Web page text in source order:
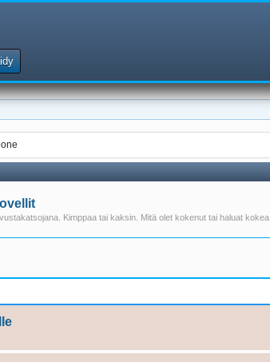
Kimppaa tai kaksin. Mitä olet kokenut tai haluat kokea.